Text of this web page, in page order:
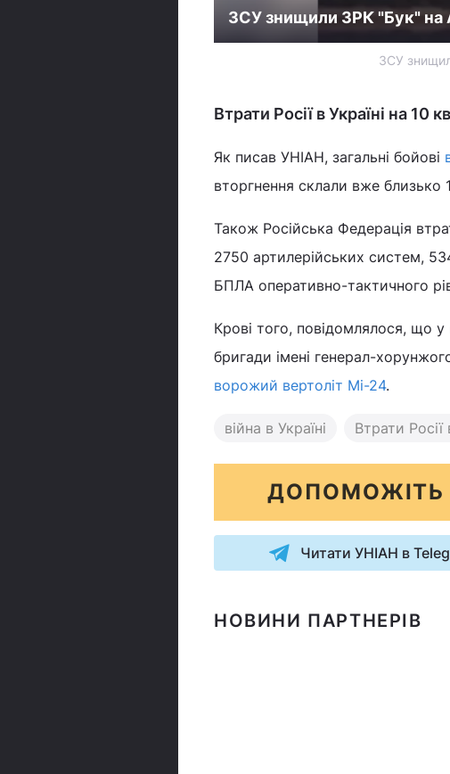
ЗСУ знищили ЗРК "Бук" на
ЗСУ
Втрати Росії в Україні на 10
Як писав УНІАН, загальні бойові
вторгнення склали вже близько
Також Російська Федерація
2750 артилерійських систем,
БПЛА оперативно-тактичного
Крові того, повідомлялося, що у
бригади імені генерал-
ворожий вертоліт Мі-24.
війна в Україні Втрати Росії
ДОПОМОЖІТЬ
Читати УНІАН в
НОВИНИ ПАРТНЕРІВ